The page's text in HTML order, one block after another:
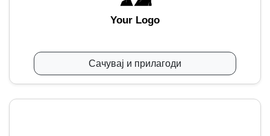
Your Logo
Сачувај и прилагоди